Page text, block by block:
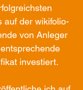
auf der wikifolio-
von Anleger
investiert.